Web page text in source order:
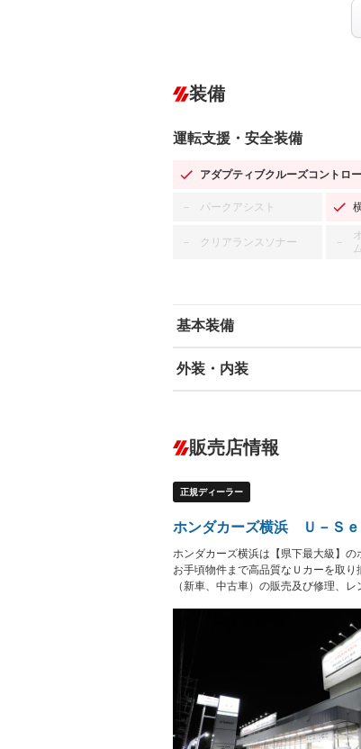
装備
運転支援・安全装備
アダプティブクルーズコントロ
－ パークアシスト
－ クリアランスソナー －
基本装備
エアバッグ：運転席/助手席
－ ダウンヒルアシストコントロール
Bluetooth接続
－ レンタカーアップ －
外装・内装
オーディオ：CDまたはCDチェ
プレイヤー接続可／ミュージック
－
ヘッドライトウォッシャ
ー
LEDヘッドランプ －
ETC －
－ ランフラットタイヤ －
－ －
－ ルーフレール －
販売店情報
正規ディーラー
ホンダカーズ横浜 Ｕ－Ｓ
ホンダカーズ横浜は【県下最大級】
お手頃物件まで高品質なＵカーを取
（新車、中古車）の販売及び修理、